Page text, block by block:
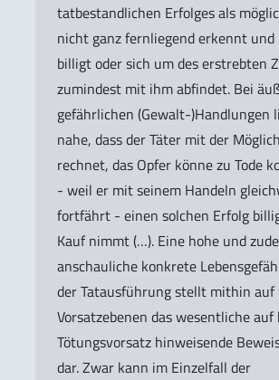
tatbestandlichen Erfolges als
nicht ganz fernliegend erkennt und
billigt oder sich um des erstrebten
zumindest mit ihm abfindet. Bei
gefährlichen (Gewalt-)Handlungen
nahe, dass der Täter mit der
rechnet, das Opfer könne zu Tode
- weil er mit seinem Handeln
fortfährt - einen solchen Erfolg
Kauf nimmt (…). Eine hohe und
anschauliche konkrete
der Tatausführung stellt mithin auf
Vorsatzebenen das wesentliche auf
Tötungsvorsatz hinweisende
dar. Zwar kann im Einzelfall der